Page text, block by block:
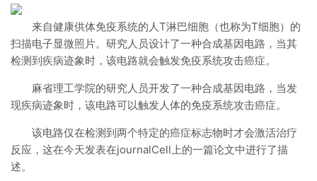
来自健康供体免疫系统的人T淋巴细胞（也称为T细胞）的
扫描电子显微照片。研究人员设计了一种合成基因电路，当其
检测到疾病迹象时，该电路就会触发免疫系统攻击癌症。
麻省理工学院的研究人员开发了一种合成基因电路，当发
现疾病迹象时，该电路可以触发人体的免疫系统攻击癌症。
该电路仅在检测到两个特定的癌症标志物时才会激活治疗
反应，这在今天发表在journalCell上的一篇论文中进行了描
述。